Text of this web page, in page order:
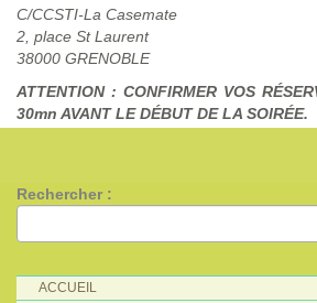
C/CCSTI-La Casemate
2, place St Laurent
38000 GRENOBLE
ATTENTION : CONFIRMER VOS
30mn AVANT LE DÉBUT DE LA SOIRÉE.
Rechercher :
ACCUEIL